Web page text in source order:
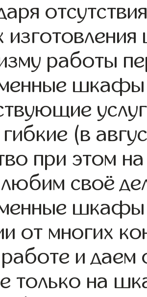
работы
шкафы
(в
при этом
своё
шкафы
от многих
и
только на